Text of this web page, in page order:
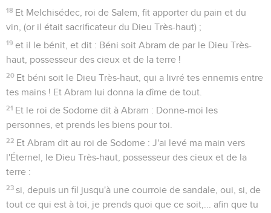
18 Et Melchisédec, roi de Salem, fit apporter du pain et du
vin, (or il était sacrificateur du Dieu Très-haut) ;
19 et il le bénit, et dit : Béni soit Abram de par le Dieu Très-
haut, possesseur des cieux et de la terre !
20 Et béni soit le Dieu Très-haut, qui a livré tes ennemis entre
tes mains ! Et Abram lui donna la dîme de tout.
21 Et le roi de Sodome dit à Abram : Donne-moi les
personnes, et prends les biens pour toi.
22 Et Abram dit au roi de Sodome : J'ai levé ma main vers
l'Éternel, le Dieu Très-haut, possesseur des cieux et de la
terre :
23 si, depuis un fil jusqu'à une courroie de sandale, oui, si, de
tout ce qui est à toi, je prends quoi que ce soit,... afin que tu